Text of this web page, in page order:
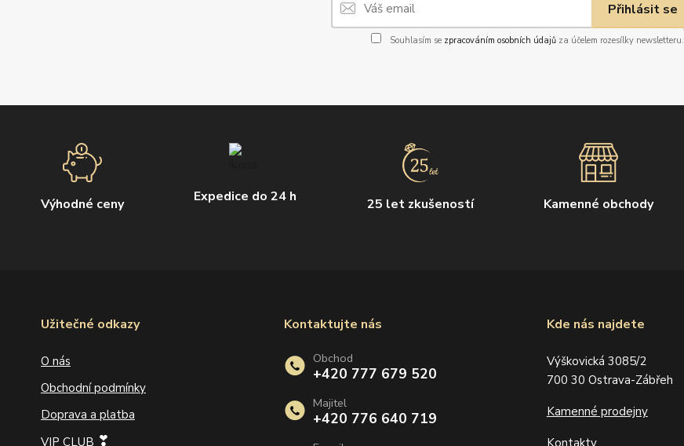
Přihlásit se
Souhlasím se zpracováním osobních údajůza účelem rozesílky newsletteru.
Výhodné ceny Expedice do 24 h 25 let zkušeností Kamenné obchody
Užitečné odkazy
O nás
Obchodní podmínky
Doprava a platba
VIP CLUB ❣
Kde nás najdete
Výškovická 3085/2
700 30 Ostrava-Zábřeh
Kamenné prodejny
Kontakty
Kontaktujte nás
Obchod
+420 777 679 520
Majitel
+420 776 640 719